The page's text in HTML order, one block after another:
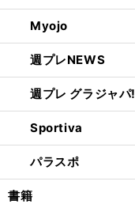
Myojo
週プレNEWS
週プレ グラジャパ!
Sportiva
パラスポ
書籍